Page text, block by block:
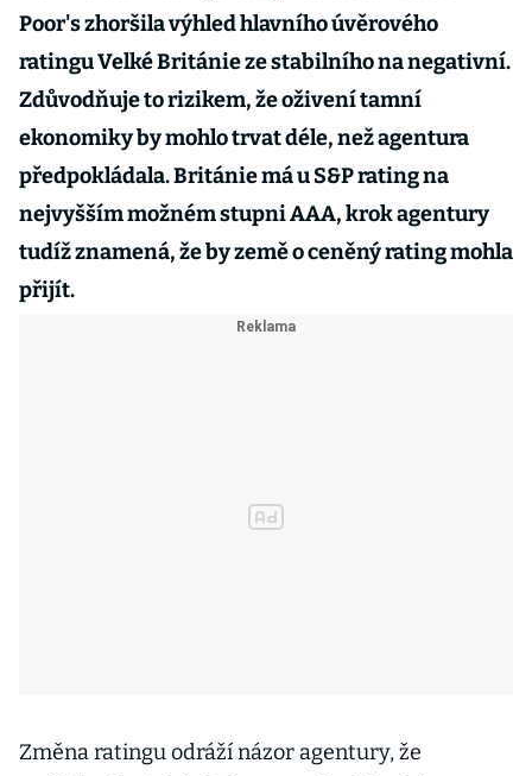
Poor's zhoršila výhled hlavního úvěrového
ratingu Velké Británie ze stabilního na negativní.
Zdůvodňuje to rizikem, že oživení tamní
ekonomiky by mohlo trvat déle, než agentura
předpokládala. Británie má u S&P rating na
nejvyšším možném stupni AAA, krok agentury
tudíž znamená, že by země o ceněný rating mohla
přijít.
Změna ratingu odráží názor agentury, že